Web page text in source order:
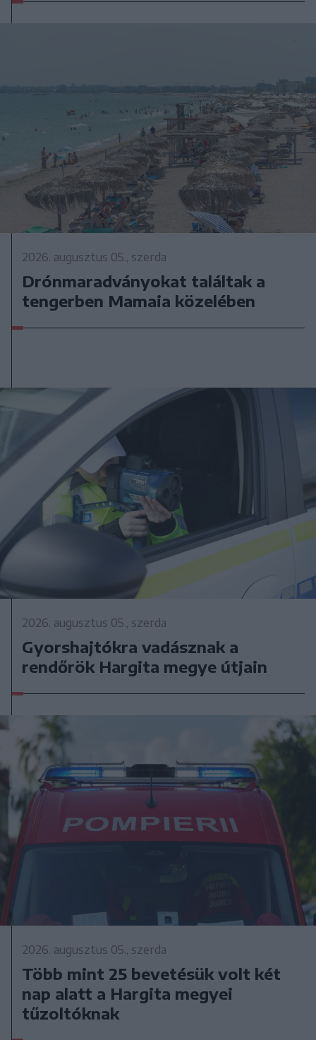
2026. augusztus 05., szerda
Drónmaradványokat találtak a
tengerben Mamaia közelében
2026. augusztus 05., szerda
Gyorshajtókra vadásznak a
rendőrök Hargita megye útjain
2026. augusztus 05., szerda
Több mint 25 bevetésük volt két
nap alatt a Hargita megyei
tűzoltóknak